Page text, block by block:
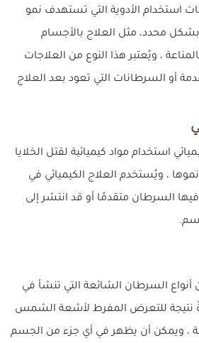
استخدام الأدوية التي تستهدف نمو
بشكل محدد، مثل العلاج بالأجسام
، ويُعتبر هذا النوع من العلاجات
أو السرطانات التي تعود بعد العلاج
استخدام مواد كيميائية لقتل الخلايا
، ويُستخدم العلاج الكيميائي في
فيها السرطان متقدمًا أو قد انتشر إلى
السرطان الشائعة التي تنشأ في
نتيجة للتعرض المفرط لأشعة الشمس
، ويمكن أن يظهر في أي جزء من الجسم